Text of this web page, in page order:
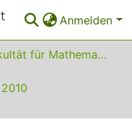
Anmelden
01 Fakultät für Mathematik
2010